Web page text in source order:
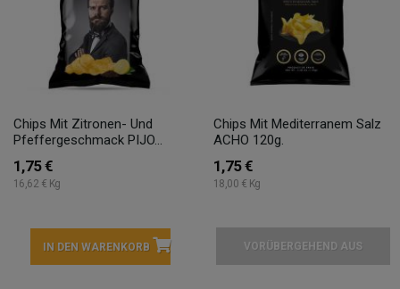
Chips Mit Zitronen- Und
Pfeffergeschmack PIJO...
1,75 €
16,62 € Kg
IN DEN WARENKORB
Chips Mit Mediterranem Salz
ACHO 120g.
1,75 €
18,00 € Kg
VORÜBERGEHEND AUS